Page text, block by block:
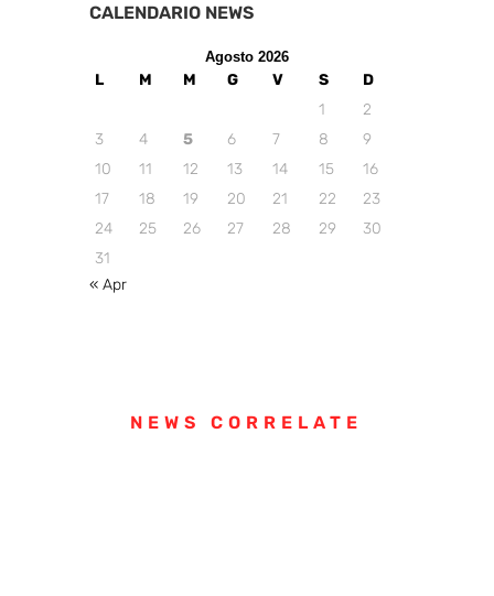
CALENDARIO NEWS
Agosto 2026
L M M G V S
D
1
2
3
4 5 6 7 8
9
10
11 12 13 14 15
16
17
18 19 20 21 22
23
24
25 26 27 28 29
30
31
« Apr
NEWS CORRELATE